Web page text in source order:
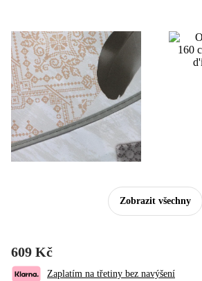
Zobrazit všechny
609 Kč
Zaplatím na třetiny bez navýšení